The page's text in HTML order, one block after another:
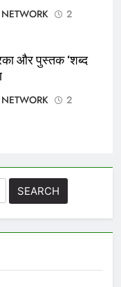
2
और पुस्तक ‘शब्द
2